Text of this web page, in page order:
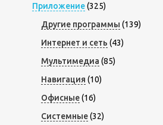
Приложение(325)
Другие программы (139)
Интернет и сеть (43)
Мультимедиа (85)
Навигация (10)
Офисные(16)
Системные(32)